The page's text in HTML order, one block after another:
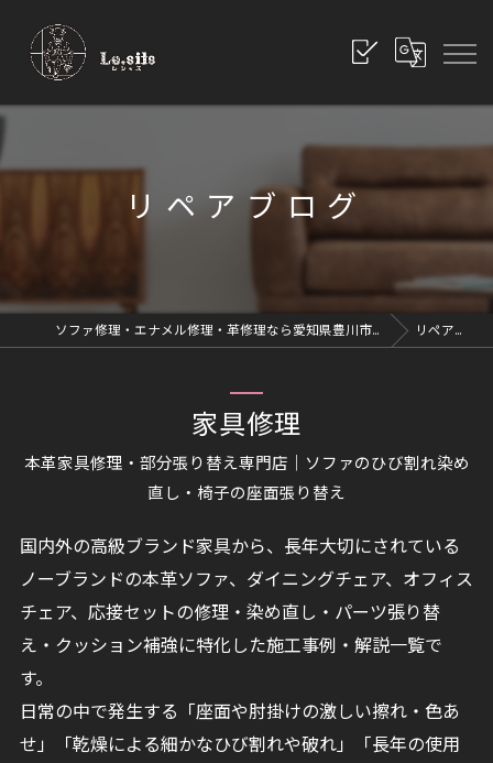
リペアブログ
ソファ修理・エナメル修理・革修理なら愛知県豊川市のレシッズへ｜全国対応 リペアブログ
家具修理
本革家具修理・部分張り替え専門店｜ソファのひび割れ染め
直し・椅子の座面張り替え
国内外の高級ブランド家具から、長年大切にされている
ノーブランドの本革ソファ、ダイニングチェア、オフィス
チェア、応接セットの修理・染め直し・パーツ張り替
え・クッション補強に特化した施工事例・解説一覧で
す。
日常の中で発生する「座面や肘掛けの激しい擦れ・色あ
せ」「乾燥による細かなひび割れや破れ」「長年の使用